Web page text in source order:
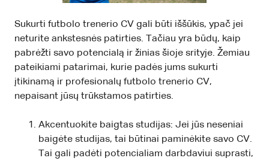
Sukurti futbolo trenerio CV gali būti iššūkis, ypač jei
neturite ankstesnės patirties. Tačiau yra būdų, kaip
pabrėžti savo potencialą ir žinias šioje srityje. Žemiau
pateikiami patarimai, kurie padės jums sukurti
įtikinamą ir profesionalų futbolo trenerio CV,
nepaisant jūsų trūkstamos patirties.
Akcentuokite baigtas studijas: Jei jūs neseniai
baigėte studijas, tai būtinai paminėkite savo CV.
Tai gali padėti potencialiam darbdaviui suprasti,